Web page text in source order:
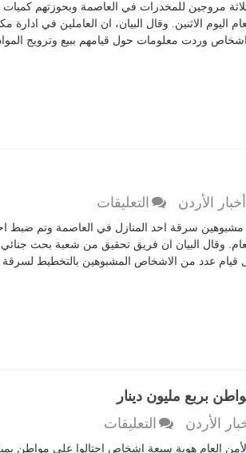
3
مروجين
للمخدرات
مروجين للمخدرات في العاصمة وبحوزتهم
اليوم الاثنين. وقال البيان، ان العاملين في ادارة
اشخاص وردت معلومات حول قيامهم ببيع وترويج
أخبار الأردن التعليقات
احباط
محاولة
سرقة
منزل
مشبوهين سرقة احد المنازل في العاصمة وتم ضبط
وقال البيان ان فريق تحقيق من شعبة بحث جنائي
قيام عدد من الاشخاص المشبوهين بالتخطيط لسرقة
الأردن التعليقات
كشف